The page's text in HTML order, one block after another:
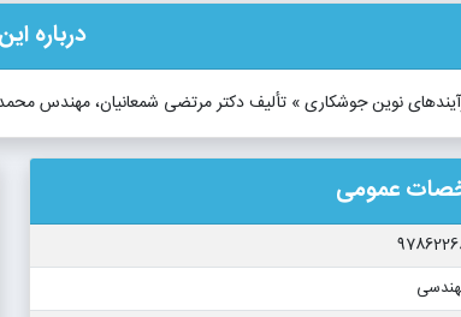
درباره
نوین جوشکاری » تألیف دکتر مرتضی شمعانیان،
عمومی